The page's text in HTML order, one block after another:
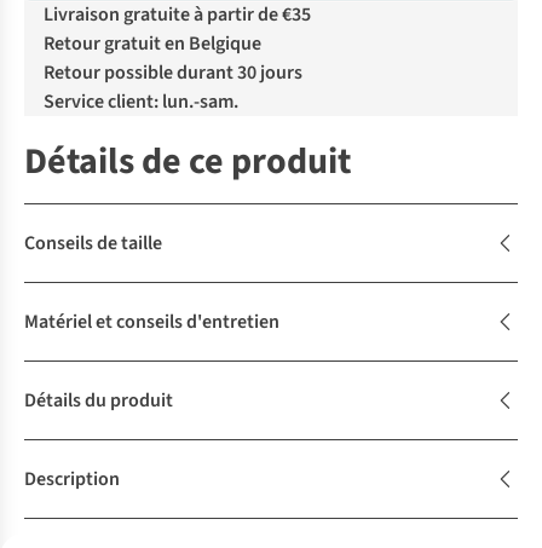
Livraison gratuite à partir de €35
Retour gratuit en Belgique
Retour possible durant 30 jours
Service client: lun.-sam.
Détails de ce produit
Conseils de taille
Matériel et conseils d'entretien
Détails du produit
Description